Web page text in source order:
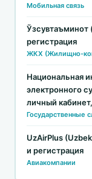
Мобильная связь
Ўзсувтаъминот
регистрация
ЖКХ (Жилищно-
Национальная
электронного
личный
Государственные
UzAirPlus
и регистрация
Авиакомпании